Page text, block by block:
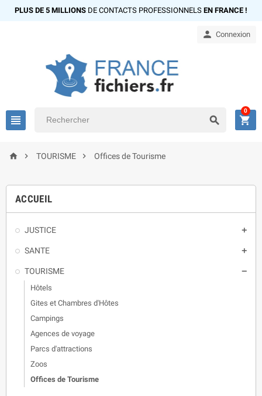
PLUS DE 5 MILLIONS DE CONTACTS PROFESSIONNELS EN FRANCE !
 Connexion
  
0
  TOURISME  Offices de Tourisme
ACCUEIL
JUSTICE 
SANTE 
TOURISME 
Hôtels
Gites et Chambres d'Hôtes
Campings
Agences de voyage
Parcs d'attractions
Zoos
Offices de Tourisme